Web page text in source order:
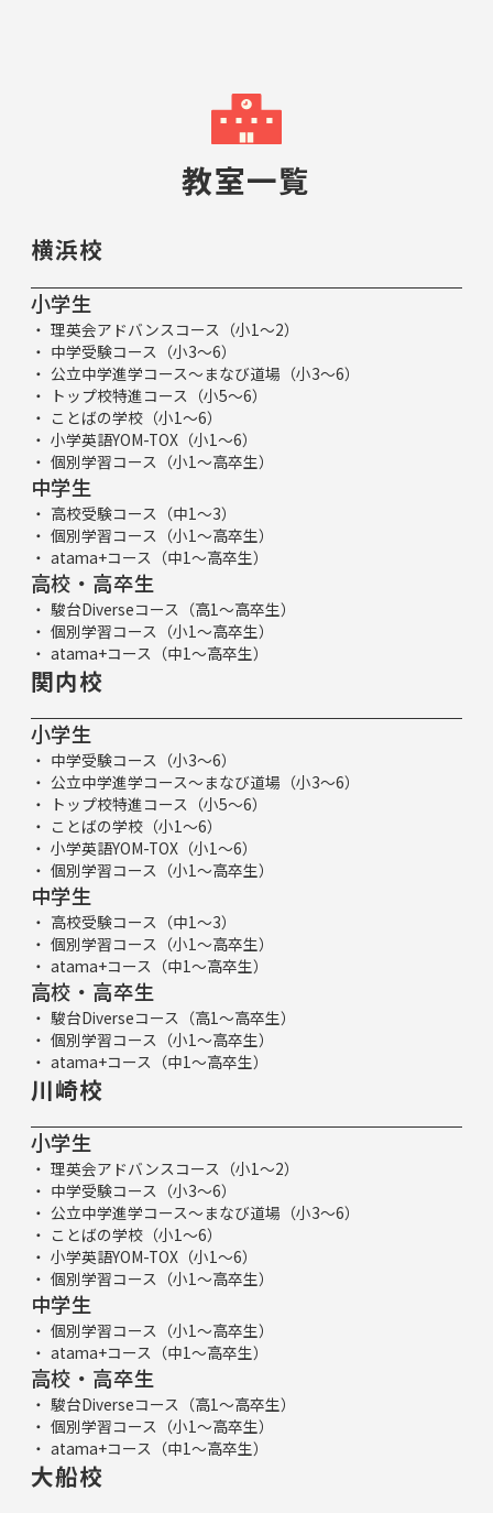
教室一覧
横浜校
小学生
理英会アドバンスコース（小1～2）
中学受験コース（小3～6）
公立中学進学コース～まなび道場（小3～6）
トップ校特進コース（小5～6）
ことばの学校（小1～6）
小学英語YOM-TOX（小1～6）
個別学習コース（小1～高卒生）
中学生
高校受験コース（中1～3）
個別学習コース（小1～高卒生）
atama+コース（中1～高卒生）
高校・高卒生
駿台Diverseコース（高1～高卒生）
個別学習コース（小1～高卒生）
atama+コース（中1～高卒生）
関内校
小学生
中学受験コース（小3～6）
公立中学進学コース～まなび道場（小3～6）
トップ校特進コース（小5～6）
ことばの学校（小1～6）
小学英語YOM-TOX（小1～6）
個別学習コース（小1～高卒生）
中学生
高校受験コース（中1～3）
個別学習コース（小1～高卒生）
atama+コース（中1～高卒生）
高校・高卒生
駿台Diverseコース（高1～高卒生）
個別学習コース（小1～高卒生）
atama+コース（中1～高卒生）
川崎校
小学生
理英会アドバンスコース（小1～2）
中学受験コース（小3～6）
公立中学進学コース～まなび道場（小3～6）
ことばの学校（小1～6）
小学英語YOM-TOX（小1～6）
個別学習コース（小1～高卒生）
中学生
個別学習コース（小1～高卒生）
atama+コース（中1～高卒生）
高校・高卒生
駿台Diverseコース（高1～高卒生）
個別学習コース（小1～高卒生）
atama+コース（中1～高卒生）
大船校